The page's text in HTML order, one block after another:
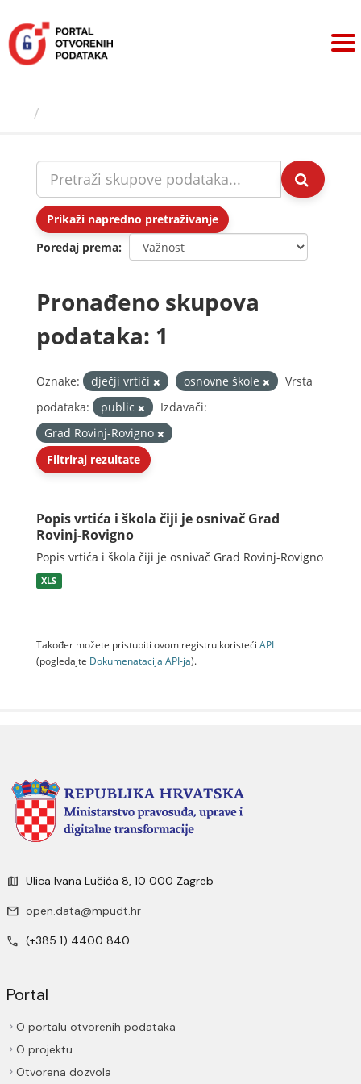
sadržaj
Prikaži napredno pretraživanje
Poredaj prema
Pronađeno skupova
podataka: 1
Oznake: dječji vrtići osnovne škole
Vrsta
podataka:
public
Izdavači:
Grad Rovinj-Rovigno
Filtriraj rezultate
Popis vrtića i škola čiji je osnivač Grad
Rovinj-Rovigno
Popis vrtića i škola čiji je osnivač Grad Rovinj-Rovigno
XLS
Također možete pristupiti ovom registru koristeći API
(pogledajte Dokumenаtаcijа API-jа).